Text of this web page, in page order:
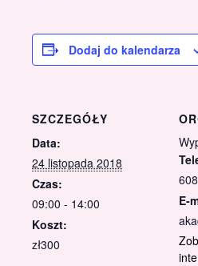
Dodaj do kalendarza
SZCZEGÓŁY
Data:
24 listopada 2018
Czas:
09:00 - 14:00
Koszt:
zł300
E-